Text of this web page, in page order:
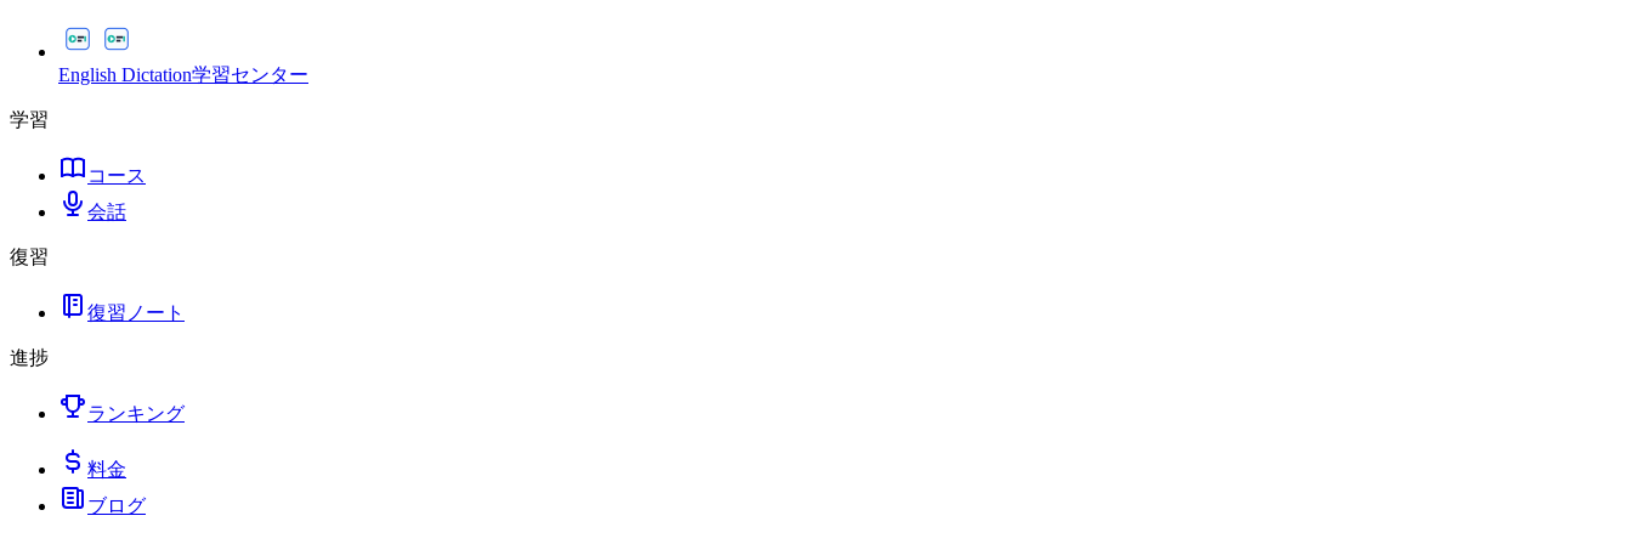
English Dictation学習センター
学習
コース
会話
復習
復習ノート
進捗
ランキング
料金
ブログ